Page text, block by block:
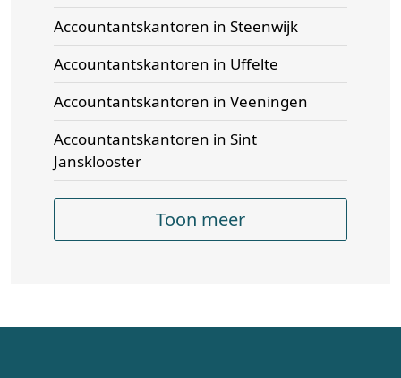
Accountantskantoren in Steenwijk
Accountantskantoren in Uffelte
Accountantskantoren in Veeningen
Accountantskantoren in Sint
Jansklooster
Toon meer